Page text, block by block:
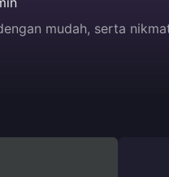
mudah, serta